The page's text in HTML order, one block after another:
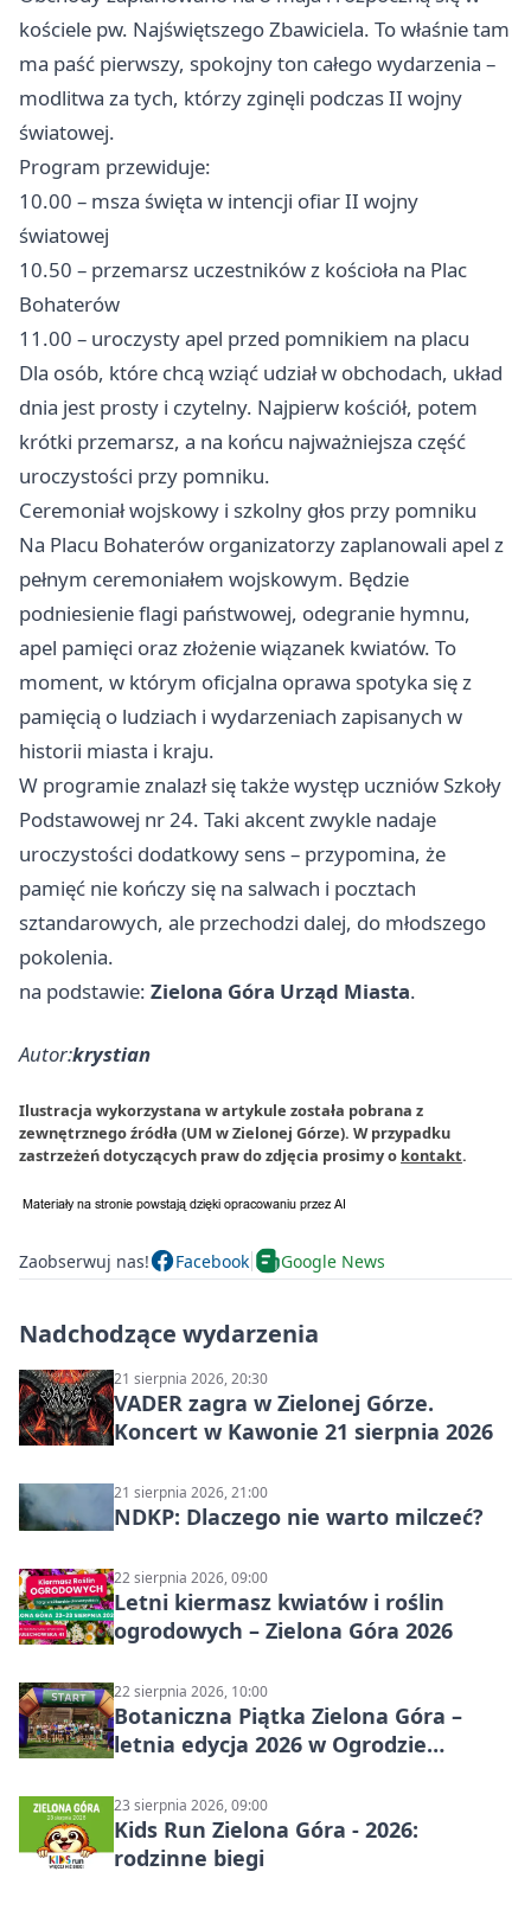
kościele pw. Najświętszego Zbawiciela. To właśnie tam
ma paść pierwszy, spokojny ton całego wydarzenia –
modlitwa za tych, którzy zginęli podczas II wojny
światowej.
Program przewiduje:
10.00 – msza święta w intencji ofiar II wojny
światowej
10.50 – przemarsz uczestników z kościoła na Plac
Bohaterów
11.00 – uroczysty apel przed pomnikiem na placu
Dla osób, które chcą wziąć udział w obchodach, układ
dnia jest prosty i czytelny. Najpierw kościół, potem
krótki przemarsz, a na końcu najważniejsza część
uroczystości przy pomniku.
Ceremoniał wojskowy i szkolny głos przy pomniku
Na Placu Bohaterów organizatorzy zaplanowali apel z
pełnym ceremoniałem wojskowym. Będzie
podniesienie flagi państwowej, odegranie hymnu,
apel pamięci oraz złożenie wiązanek kwiatów. To
moment, w którym oficjalna oprawa spotyka się z
pamięcią o ludziach i wydarzeniach zapisanych w
historii miasta i kraju.
W programie znalazł się także występ uczniów Szkoły
Podstawowej nr 24. Taki akcent zwykle nadaje
uroczystości dodatkowy sens – przypomina, że
pamięć nie kończy się na salwach i pocztach
sztandarowych, ale przechodzi dalej, do młodszego
pokolenia.
na podstawie: Zielona Góra Urząd Miasta.
Autor:krystian
Ilustracja wykorzystana w artykule została pobrana z
zewnętrznego źródła (UM w Zielonej Górze). W przypadku
zastrzeżeń dotyczących praw do zdjęcia prosimy o kontakt.
Zaobserwuj nas! Facebook Google News
Nadchodzące wydarzenia
21 sierpnia 2026, 20:30
VADER zagra w Zielonej Górze.
Koncert w Kawonie 21 sierpnia 2026
21 sierpnia 2026, 21:00
NDKP: Dlaczego nie warto milczeć?
22 sierpnia 2026, 09:00
Letni kiermasz kwiatów i roślin
ogrodowych – Zielona Góra 2026
22 sierpnia 2026, 10:00
Botaniczna Piątka Zielona Góra –
letnia edycja 2026 w Ogrodzie
23 sierpnia 2026, 09:00
Kids Run Zielona Góra - 2026:
rodzinne biegi